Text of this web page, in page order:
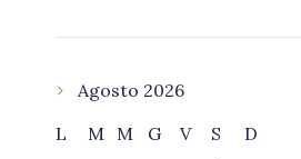
Agosto 2026
L
M M G V S
D